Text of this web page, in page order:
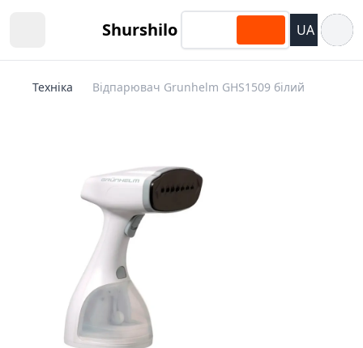
Shurshilo UA
Техніка Відпарювач Grunhelm GHS1509 білий